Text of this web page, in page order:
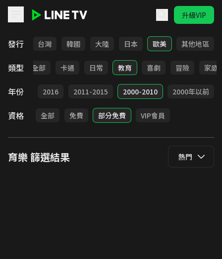
升級VIP
發行
全部 台灣 韓國 大陸 日本 歐美 其他地區
類型 全部 卡通 日常 教育 喜劇 冒險 家庭
年份
2017 2016 2011-2015 2000-2010 2000年以前
資格 全部 免費 部分免費 VIP會員
育樂篩選結果 熱門